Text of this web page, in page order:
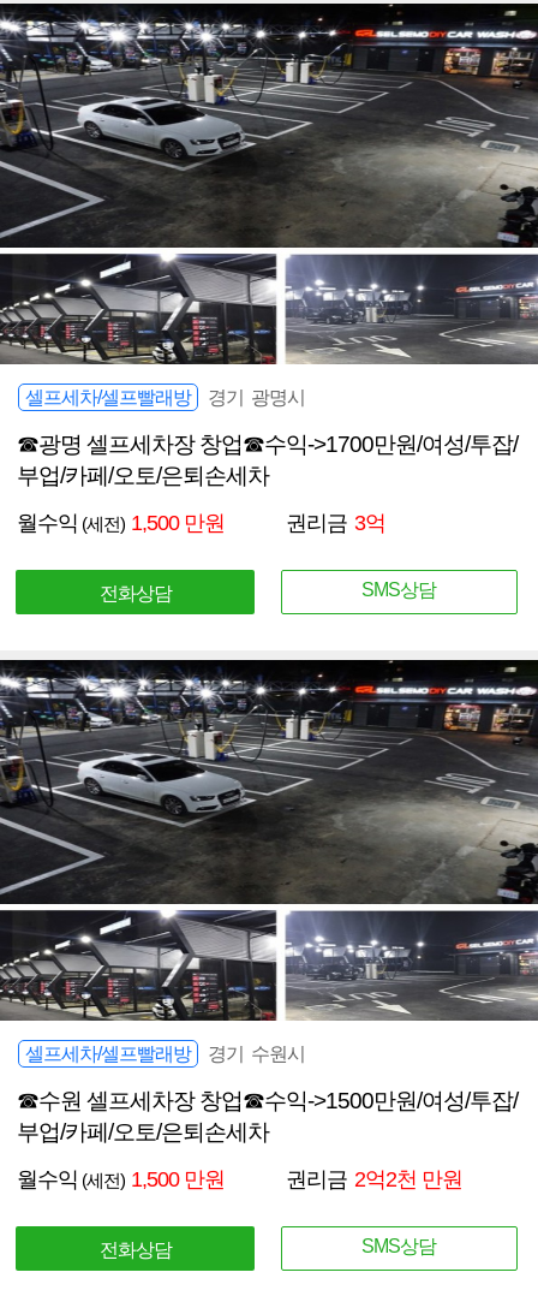
셀프세차/셀프빨래방 경기 광명시
☎광명 셀프세차장 창업☎수익->1700만원/여성/투잡/
부업/카페/오토/은퇴손세차
월수익 (세전) 1,500 만원 권리금 3억
전화상담 SMS상담
셀프세차/셀프빨래방 경기 수원시
☎수원 셀프세차장 창업☎수익->1500만원/여성/투잡/
부업/카페/오토/은퇴손세차
월수익 (세전) 1,500 만원 권리금 2억2천 만원
전화상담 SMS상담